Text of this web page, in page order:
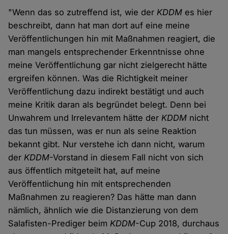
"Wenn das so zutreffend ist, wie derKDDM es hier
beschreibt, dann hat man dort auf eine meine
Veröffentlichungen hin mit Maßnahmen reagiert, die
man mangels entsprechender Erkenntnisse ohne
meine Veröffentlichung gar nicht zielgerecht hätte
ergreifen können. Was die Richtigkeit meiner
Veröffentlichung dazu indirekt bestätigt und auch
meine Kritik daran als begründet belegt. Denn bei
Unwahrem und Irrelevantem hätte derKDDM nicht
das tun müssen, was er nun als seine Reaktion
bekannt gibt. Nur verstehe ich dann nicht, warum
derKDDM-Vorstand in diesem Fall nicht von sich
aus öffentlich mitgeteilt hat, auf meine
Veröffentlichung hin mit entsprechenden
Maßnahmen zu reagieren? Das hätte man dann
nämlich, ähnlich wie die Distanzierung von dem
Salafisten-Prediger beimKDDM-Cup 2018, durchaus